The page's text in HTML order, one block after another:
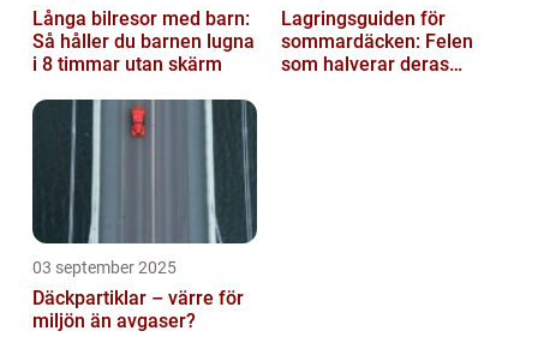
Långa bilresor med barn:
Så håller du barnen lugna
i 8 timmar utan skärm
Lagringsguiden för
sommardäcken: Felen
som halverar deras
03 september 2025
Däckpartiklar – värre för
miljön än avgaser?